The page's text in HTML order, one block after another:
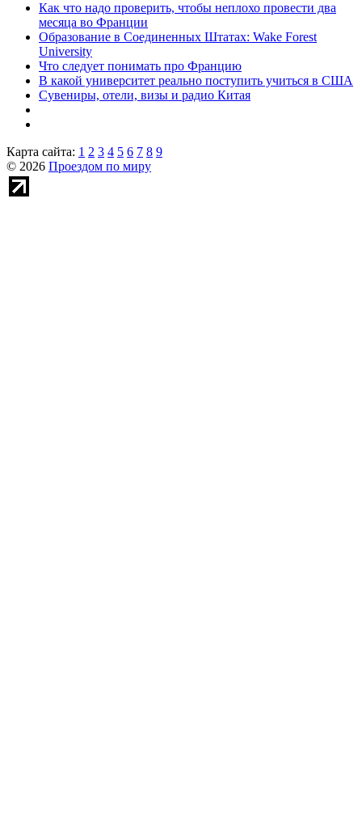
Как что надо проверить, чтобы неплохо провести два
месяца во Франции
Образование в Соединенных Штатах: Wake Forest
University
Что следует понимать про Францию
В какой университет реально поступить учиться в США
Сувениры, отели, визы и радио Китая
Карта сайта: 1 2 3 4 5 6 7 8 9
© 2026 Проездом по миру